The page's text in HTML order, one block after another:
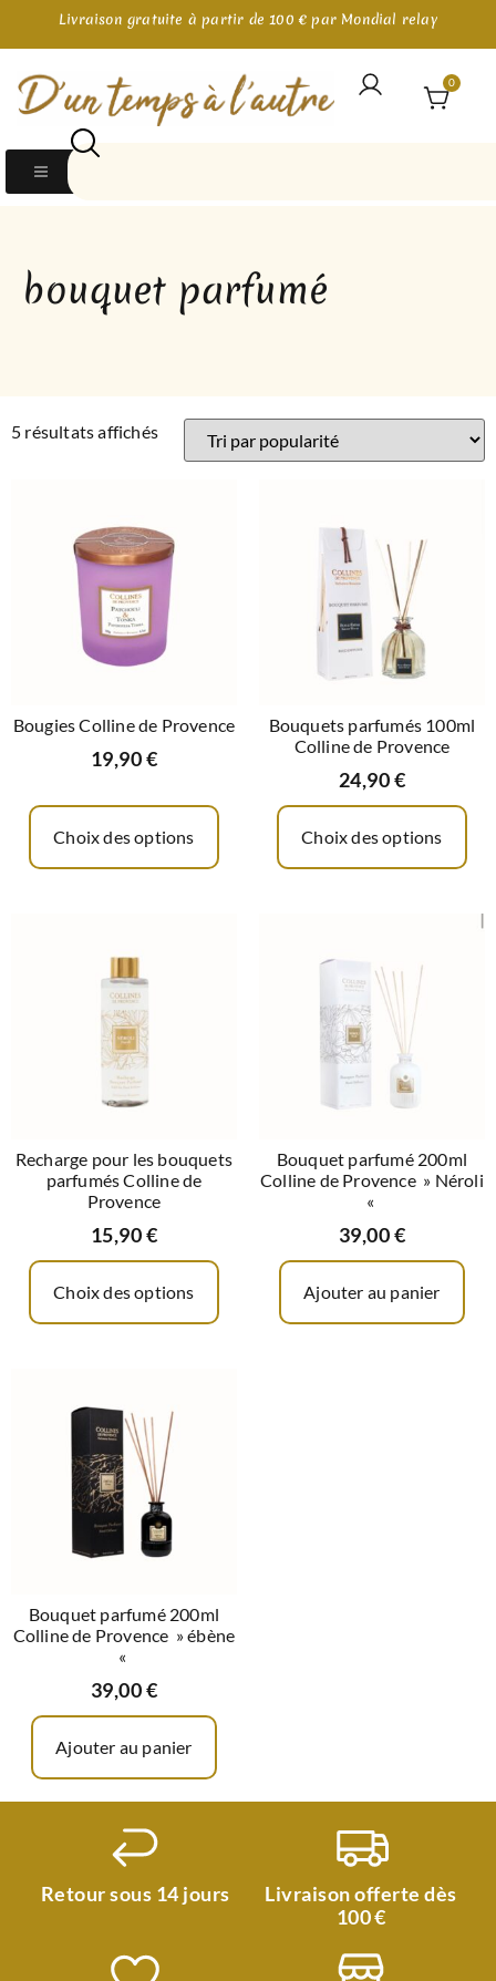
Livraison gratuite à partir de 100 € par Mondial relay
0
bouquet parfumé
5 résultats affichés
Bougies Colline de Provence
19,90€
Choix des options
Bouquets parfumés 100ml
Colline de Provence
24,90€
Choix des options
Recharge pour les bouquets
parfumés Colline de
Provence
15,90€
Choix des options
Bouquet parfumé 200ml
Colline de Provence » Néroli
«
39,00€
Ajouter au panier
Bouquet parfumé 200ml
Colline de Provence » ébène
«
39,00€
Ajouter au panier
Retour sous 14 jours
Livraison offerte dès
100 €